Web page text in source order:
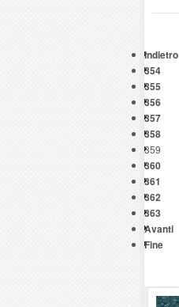
Indietro
354
355
356
357
358
359
360
361
362
363
Avanti
Fine